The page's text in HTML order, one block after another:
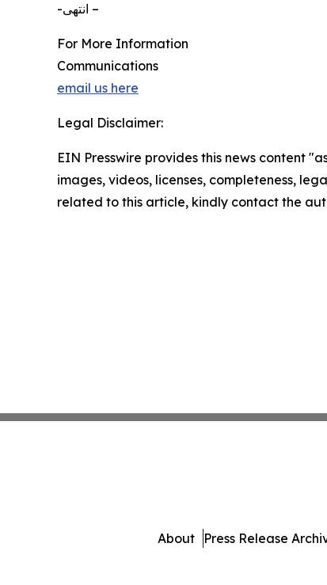
-انتهى –
For More Information
Communications
email us here
Legal Disclaimer:
EIN Presswire provides this news content
images, videos, licenses, completeness,
related to this article, kindly contact the
About Press Release